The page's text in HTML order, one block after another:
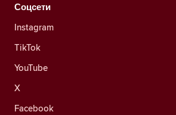
Соцсети
Instagram
TikTok
YouTube
X
Facebook